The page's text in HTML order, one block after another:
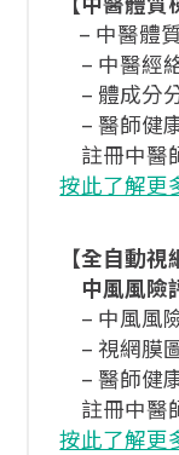
– 中醫體
– 中醫經
– 體成分
– 醫師健
註冊中醫
按此了解更
【全自動視
中風風險
– 中風風
– 視網膜
– 醫師健
註冊中醫
按此了解更